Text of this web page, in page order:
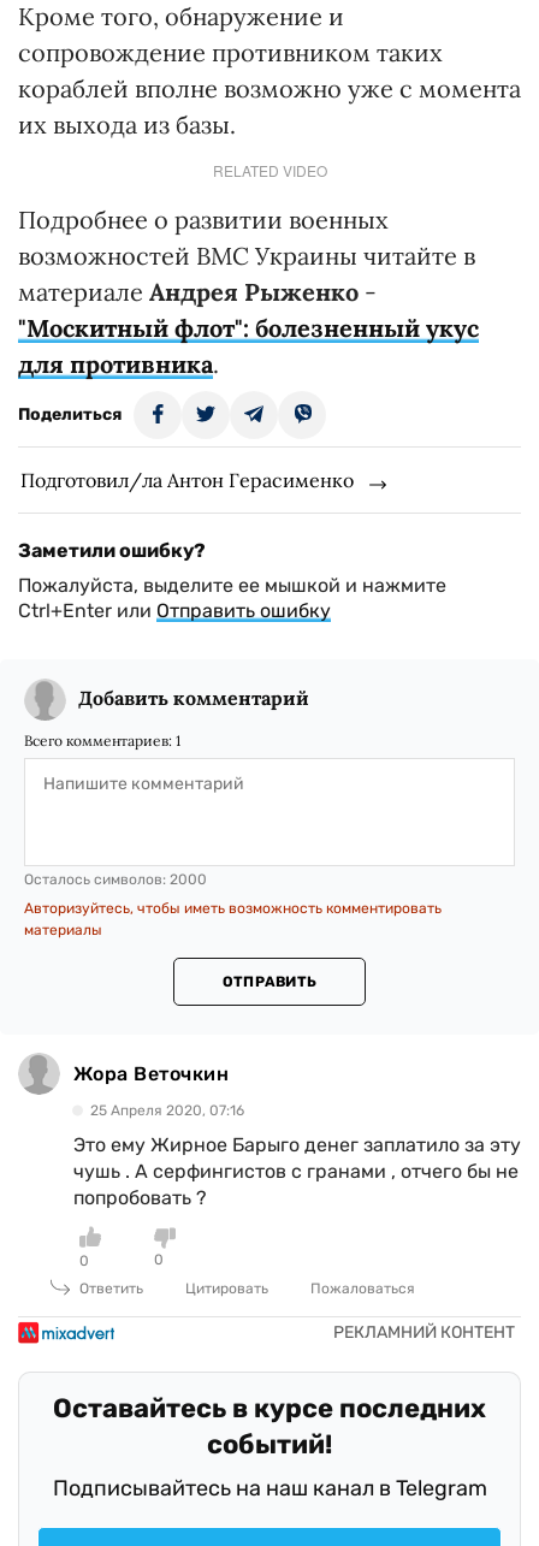
Кроме того, обнаружение и
сопровождение противником таких
кораблей вполне возможно уже с момента
их выхода из базы.
RELATED VIDEO
Подробнее о развитии военных
возможностей ВМС Украины читайте в
материале Андрея Рыженко -
"Москитный флот": болезненный укус
для противника.
Поделиться
Подготовил/ла Антон Герасименко
Заметили ошибку?
Пожалуйста, выделите ее мышкой и нажмите
Ctrl+Enter или Отправить ошибку
Добавить комментарий
Всего комментариев: 1
Осталось символов: 2000
Авторизуйтесь, чтобы иметь возможность комментировать
материалы
ОТПРАВИТЬ
Жора Веточкин
25 Апреля 2020, 07:16
Это ему Жирное Барыго денег заплатило за эту
чушь . А серфингистов с гранами , отчего бы не
попробовать ?
0
0
Ответить
Цитировать Пожаловаться
Оставайтесь в курсе последних
событий!
Подписывайтесь на наш канал в Telegram